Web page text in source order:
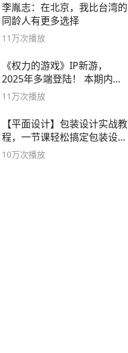
李胤志：在北京，我比台湾的
同龄人有更多选择
11万次播放
《权力的游戏》IP新游，
2025年多端登陆！ 本期内容
概要
11万次播放
【平面设计】包装设计实战教
程，一节课轻松搞定包装设计
流程！
10万次播放